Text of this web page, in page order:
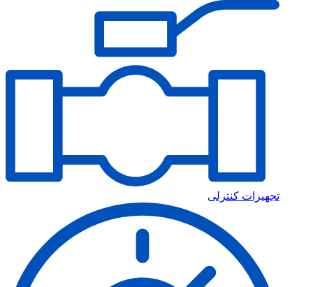
تجهیزات کنترلی